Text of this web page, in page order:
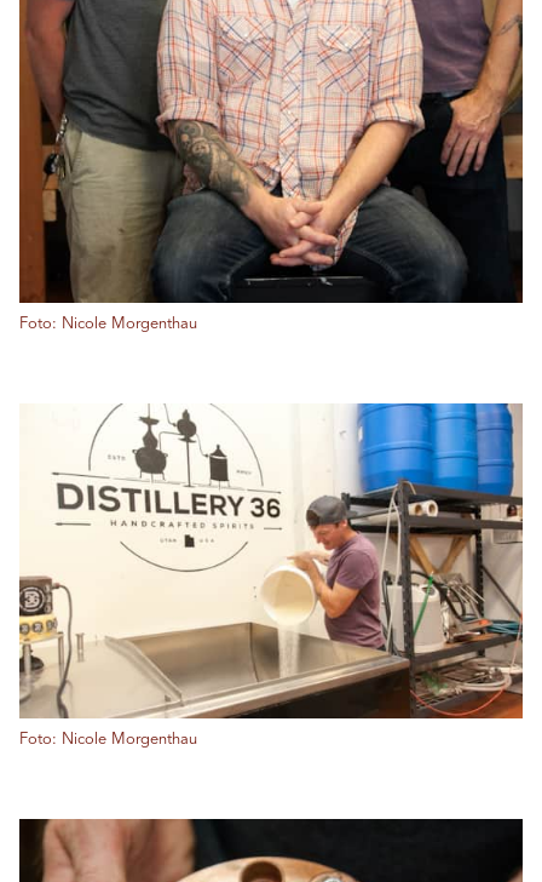
Foto: Nicole Morgenthau
Foto: Nicole Morgenthau